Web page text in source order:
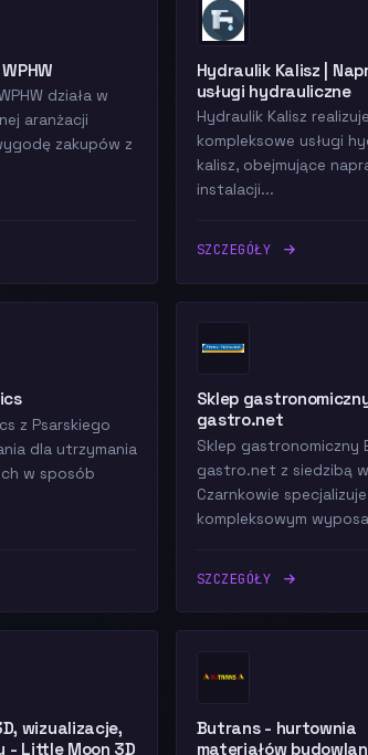
działa w
aranżacji
zakupów z
Hydraulik Kalisz |
usługi hydrauliczne
Hydraulik Kalisz realizuje
kompleksowe usługi
kalisz, obejmujące
instalacji...
SZCZEGÓŁY
z Psarskiego
dla utrzymania
w sposób
Sklep
gastro.net
Sklep gastronomiczny
gastro.net z siedzibą w
Czarnkowie
kompleksowym
SZCZEGÓŁY
wizualizacje,
- Little Moon 3D
Butrans - hurtownia
materiałów